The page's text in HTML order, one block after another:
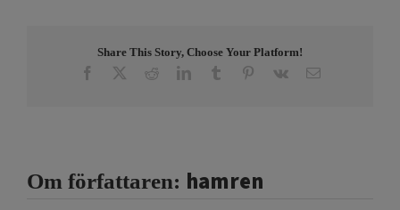
Share This Story, Choose Your Platform!
Facebook RedditLinkedInTumblr Pinterest
Vk E-
Om författaren: hamren